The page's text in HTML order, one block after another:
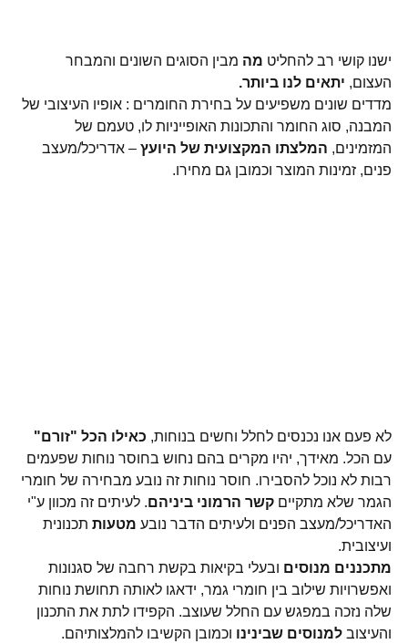
ישנו קושי רב להחליט מה מבין הסוגים השונים והמבחר
העצום, יתאים לנו ביותר.
מדדים שונים משפיעים על בחירת החומרים : אופיו העיצובי של
המבנה, סוג החומר והתכונות האופייניות לו, טעמם של
המזמינים, המלצתו המקצועית של היועץ – אדריכל/מעצב
פנים, זמינות המוצר וכמובן גם מחירו.
לא פעם אנו נכנסים לחלל וחשים בנוחות, כאילו הכל "זורם"
עם הכל. מאידך, יהיו מקרים בהם נחוש בחוסר נוחות שפעמים
רבות לא נוכל להסבירו. חוסר נוחות זה נובע מבחירה של חומרי
הגמר שלא מתקיים קשר הרמוני ביניהם. לעיתים זה מכוון ע"י
האדריכל/מעצב הפנים ולעיתים הדבר נובע מטעות תכנונית
ועיצובית.
מתכננים מנוסים ובעלי בקיאות בקשת רחבה של סגנונות
ואפשרויות שילוב בין חומרי גמר, ידאגו לאותה תחושת נוחות
שלה נזכה במפגש עם החלל שעוצב. הקפידו לתת את התכנון
והעיצוב למנוסים שבינינו וכמובן הקשיבו להמלצותיהם.